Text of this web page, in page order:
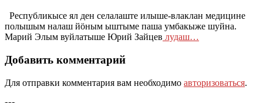
Республикысе ял ден селалаште илыше-влаклан медицине
полышым налаш йӧным ыштыме паша умбакыже шуйна.
Марий Элым вуйлатыше Юрий Зайцев лудаш…
Добавить комментарий
Для отправки комментария вам необходимо авторизоваться.